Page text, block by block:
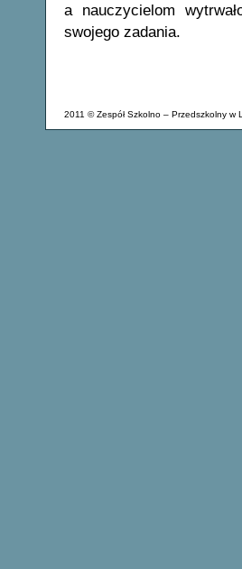
a nauczycielom
swojego zadania.
2011 © Zespół Szkolno – Przedszkolny w